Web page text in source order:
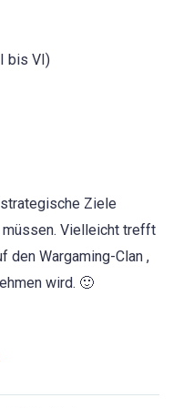
bis VI)
Ziele
Vielleicht trefft
den Wargaming-Clan ,
wird. 🙂